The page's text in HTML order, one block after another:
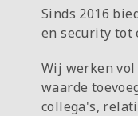
Sinds 2016
en security tot
Wij werken vol
waarde
collega's,